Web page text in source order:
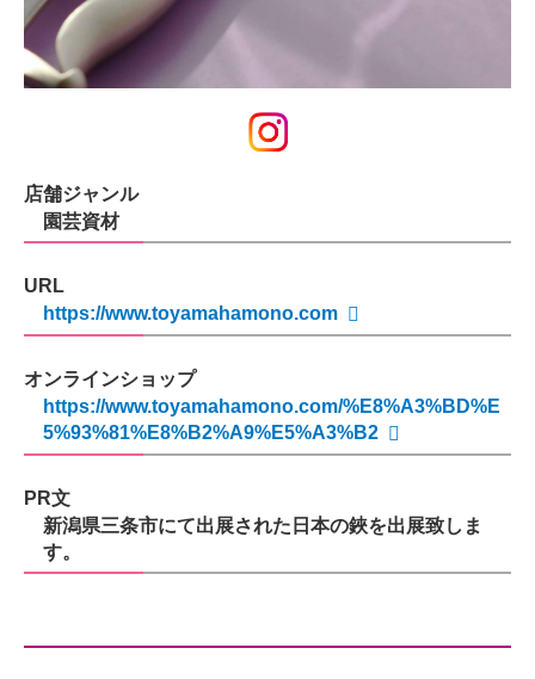
店舗ジャンル
園芸資材
URL
https://www.toyamahamono.com
オンラインショップ
https://www.toyamahamono.com/%E8%A3%BD%E
5%93%81%E8%B2%A9%E5%A3%B2
PR文
新潟県三条市にて出展された日本の鋏を出展致しま
す。